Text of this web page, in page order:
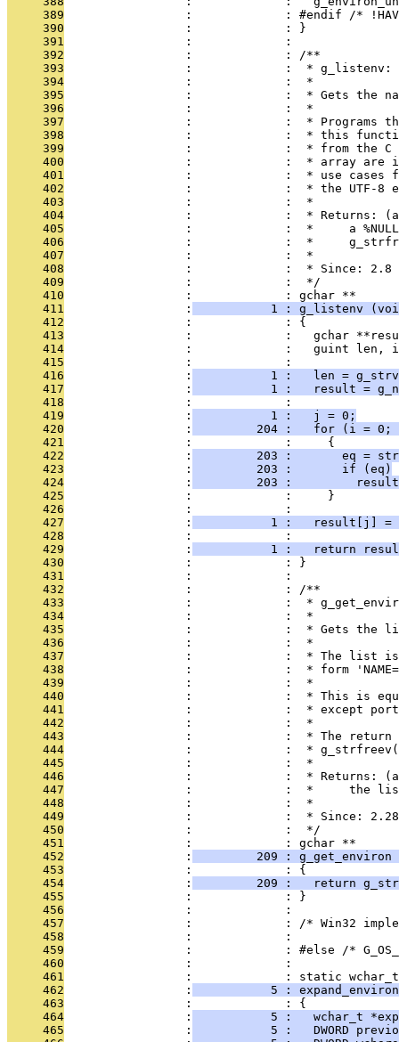
     389
:             : #endif /*
     390
                 :             : }
     391
                 :             :
     392
                 :             : /**
     393
                 :             :  * g_listenv:
     394
                 :             :  *
     395
:             :  * Gets the
     396
                 :             :  *
     397
:             :  * Programs
     398
:             :  * this
     399
:             :  * from the
     400
:             :  * array are
     401
:             :  * use cases
     402
:             :  * the UTF-8
     403
                 :             :  *
     404
:             :  * Returns:
     405
:             :  *     a
     406
:             :  *
     407
                 :             :  *
     408
                 :             :  * Since: 2.8
     409
                 :             :  */
     410
                 :             : gchar **
     411
                 :
1 : g_listenv
     412
                 :             : {
     413
:             :   gchar
     414
:             :   guint len,
     415
                 :             :
     416
                 :
1 :   len =
     417
                 :
1 :   result =
     418
                 :             :
     419
                 :
           1 :   j = 0;
     420
                 :
204 :   for (i = 0;
     421
                 :             :     {
     422
                 :
203 :       eq =
     423
                 :
         203 :       if (eq)
     424
                 :
203 :
     425
                 :             :     }
     426
                 :             :
     427
                 :
1 :   result[j] =
     428
                 :             :
     429
                 :
1 :   return
     430
                 :             : }
     431
                 :             :
     432
                 :             : /**
     433
:             :  *
     434
                 :             :  *
     435
:             :  * Gets the
     436
                 :             :  *
     437
:             :  * The list
     438
:             :  * form
     439
                 :             :  *
     440
:             :  * This is
     441
:             :  * except
     442
                 :             :  *
     443
:             :  * The
     444
:             :  *
     445
                 :             :  *
     446
:             :  * Returns:
     447
:             :  *     the
     448
                 :             :  *
     449
                 :             :  * Since: 2.28
     450
                 :             :  */
     451
                 :             : gchar **
     452
                 :
209 : g_get_environ
     453
                 :             : {
     454
                 :
209 :   return
     455
                 :             : }
     456
                 :             :
     457
:             : /* Win32
     458
                 :             :
     459
:             : #else /*
     460
                 :             :
     461
:             : static
     462
                 :
5 :
     463
                 :             : {
     464
                 :
5 :   wchar_t
     465
                 :
5 :   DWORD